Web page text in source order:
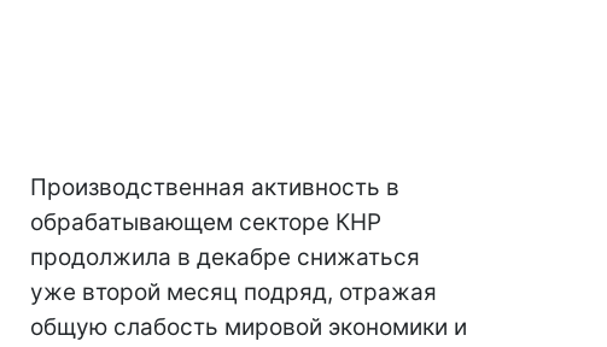
Производственная активность в
обрабатывающем секторе КНР
продолжила в декабре снижаться
уже второй месяц подряд, отражая
общую слабость мировой экономики и